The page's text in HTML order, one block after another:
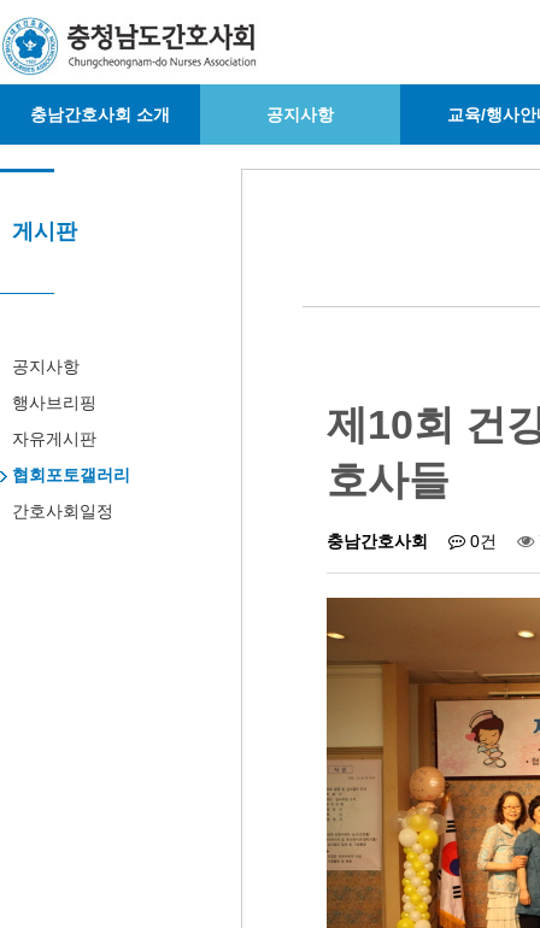
충남간호사회 소개 공지사항 교육/행사안
게시판
공지사항
행사브리핑
자유게시판
협회포토갤러리
간호사회일정
제10회 건
호사들
충남간호사회 0건